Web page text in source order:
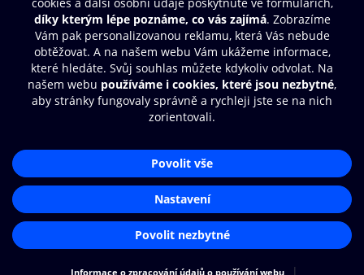
Moje O2 Knihovna
Další zábava
© O2 Czech Republic a.s.
Přístupnost
Zásady zpracování osobních údajů
Nastavení cookies
Aplikace O2 Knihovna
Čti a poslouchej své e-knihy a
audioknihy rychleji a pohodlněji.